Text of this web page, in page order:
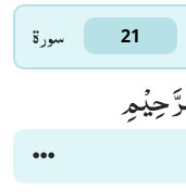
سورۃ 21